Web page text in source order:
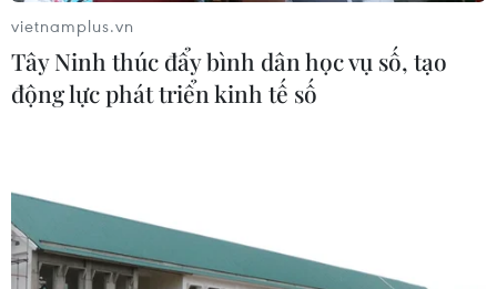
24 năm tù cho đôi vợ chồng tổ chức
“bay lắc” trong quán karaoke
05/08/2026 13:41
Lập kênh TikTok khởi nghiệp, lừa
đảo chiếm đoạt 15 tỷ đồng
05/08/2026 11:36
vietnamplus.vn
Tây Ninh thúc đẩy bình dân học vụ số, tạo
động lực phát triển kinh tế số